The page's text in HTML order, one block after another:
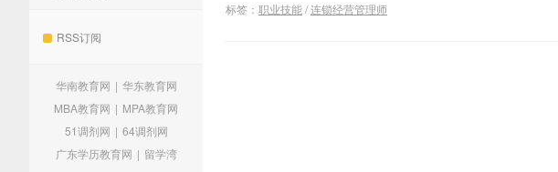
RSS订阅
华南教育网 | 华东教育网
MBA教育网 | MPA教育网
51调剂网 | 64调剂网
广东学历教育网 | 留学湾
标签： 职业技能/连锁经营管理师